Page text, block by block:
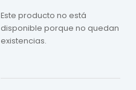
Este producto no está
disponible porque no quedan
existencias.